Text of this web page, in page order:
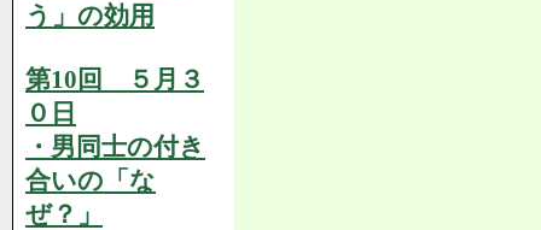
う」の効用
第10回 ５月３
０日
・男同士の付き
合いの「な
ぜ？」